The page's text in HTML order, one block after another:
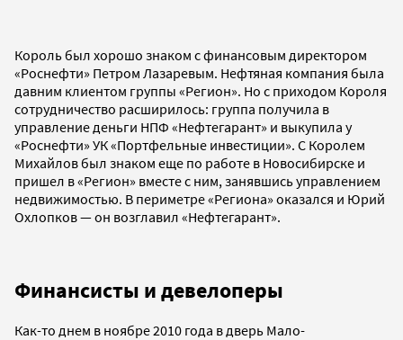
Король был хорошо знаком с финансовым директором
«Роснефти» Петром Лазаревым. Нефтяная компания была
давним клиентом группы «Регион». Но с приходом Короля
сотрудничество расширилось: группа получила в
управление деньги НПФ «Нефтегарант» и выкупила у
«Роснефти» УК «Портфельные инвестиции». С Королем
Михайлов был знаком еще по работе в Новосибирске и
пришел в «Регион» вместе с ним, занявшись управлением
недвижимостью. В периметре «Региона» оказался и Юрий
Охлопков — он возглавил «Нефтегарант».
Финансисты и девелоперы
Как-то днем в ноябре 2010 года в дверь Мало-